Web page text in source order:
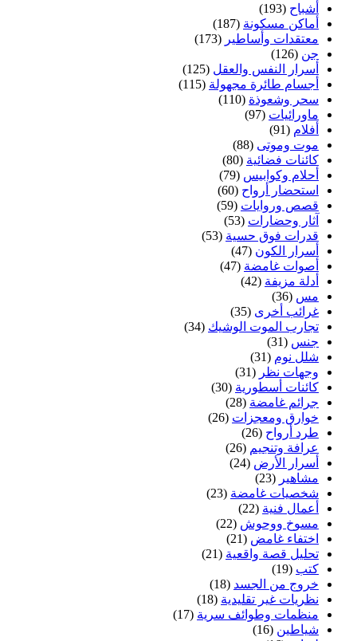
أشباح (193)
أماكن مسكونة (187)
معتقدات وأساطير (173)
جن (126)
أسرار النفس والعقل (125)
أجسام طائرة مجهولة (115)
سحر وشعوذة (110)
ماورائيات (97)
أفلام (91)
موت وموتى (88)
كائنات فضائية (80)
أحلام وكوابيس (79)
استحضار أرواح (60)
قصص وروايات (59)
آثار وحضارات (53)
قدرات فوق حسية (53)
أسرار الكون (47)
أصوات غامضة (47)
أدلة مزيفة (42)
مس (36)
غرائب أخرى (35)
تجارب الموت الوشيك (34)
جنس (31)
شلل نوم (31)
وجهات نظر (31)
كائنات أسطورية (30)
جرائم غامضة (28)
خوارق ومعجزات (26)
طرد أرواح (26)
عرافة وتنجيم (26)
أسرار الأرض (24)
مشاهير (23)
شخصيات غامضة (23)
أعمال فنية (22)
مسوخ ووحوش (22)
اختفاء غامض (21)
تحليل قصة واقعية (21)
كتب (19)
خروج من الجسد (18)
نظريات غير تقليدية (18)
منظمات وطوائف سرية (17)
شياطين (16)